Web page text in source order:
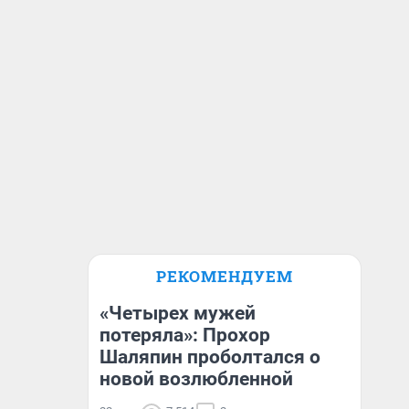
РЕКОМЕНДУЕМ
«Четырех мужей
потеряла»: Прохор
Шаляпин проболтался о
новой возлюбленной